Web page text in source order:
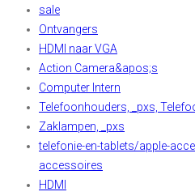
sale
Ontvangers
HDMI naar VGA
Action Camera&apos;s
Computer Intern
Telefoonhouders, _pxs,
Zaklampen, _pxs
telefonie-en-tablets/apple-
accessoires
HDMI